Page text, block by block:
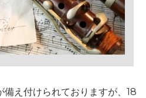
え付けられておりますが、18